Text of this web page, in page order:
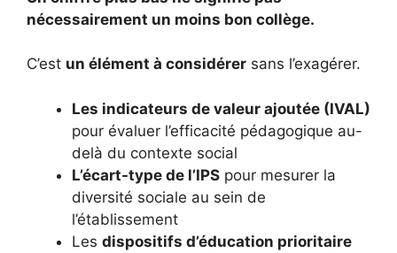
nécessairement un moins bon collège.
C’est un élément à considérer sans l’exagérer.
Les indicateurs de valeur ajoutée (IVAL)
pour évaluer l’efficacité pédagogique au-
delà du contexte social
L’écart-type de l’IPS pour mesurer la
diversité sociale au sein de
l’établissement
Les dispositifs d’éducation prioritaire